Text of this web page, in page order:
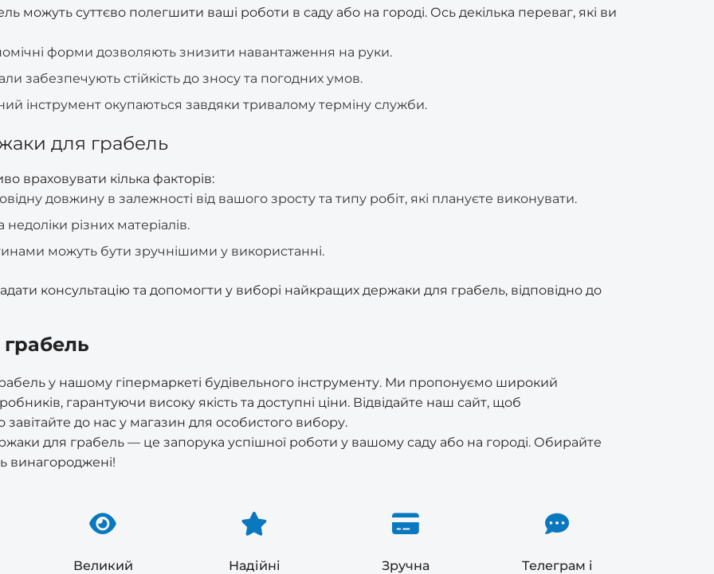
можуть суттєво полегшити ваші роботи в саду або на городі. Ось декілька переваг, які ви
форми дозволяють знизити навантаження на руки.
забезпечують стійкість до зносу та погодних умов.
інструмент окупаються завдяки тривалому терміну служби.
для грабель
враховувати кілька факторів:
довжину в залежності від вашого зросту та типу робіт, які плануєте виконувати.
різних матеріалів.
можуть бути зручнішими у використанні.
консультацію та допомогти у виборі найкращих держаки для грабель, відповідно до
у нашому гіпермаркеті будівельного інструменту. Ми пропонуємо широкий
гарантуючи високу якість та доступні ціни. Відвідайте наш сайт, щоб
до нас у магазин для особистого вибору.
для грабель — це запорука успішної роботи у вашому саду або на городі. Обирайте
винагороджені!
Великий
Надійні
Зручна
Телеграм і